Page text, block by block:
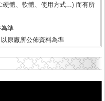
體、軟體、使用方式...) 而有所
準
原廠所公佈資料為準